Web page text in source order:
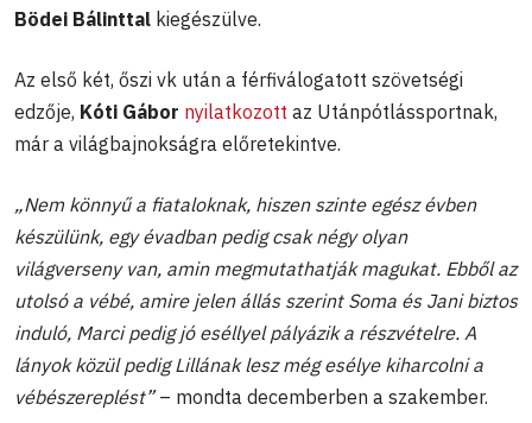
Bödei Bálinttal kiegészülve.
Az első két, őszi vk után a férfiválogatott szövetségi
edzője, Kóti Gábor nyilatkozott az Utánpótlássportnak,
már a világbajnokságra előretekintve.
„Nem könnyű a fiataloknak, hiszen szinte egész évben
készülünk, egy évadban pedig csak négy olyan
világverseny van, amin megmutathatják magukat. Ebből az
utolsó a vébé, amire jelen állás szerint Soma és Jani biztos
induló, Marci pedig jó eséllyel pályázik a részvételre. A
lányok közül pedig Lillának lesz még esélye kiharcolni a
vébészereplést”– mondta decemberben a szakember.